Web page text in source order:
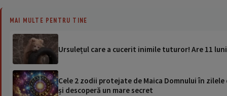
MAI MULTE PENTRU TINE
Ursulețul care a cucerit inimile tuturor! Are 11
Cele 2 zodii protejate de Maica Domnului în
și descoperă un mare secret